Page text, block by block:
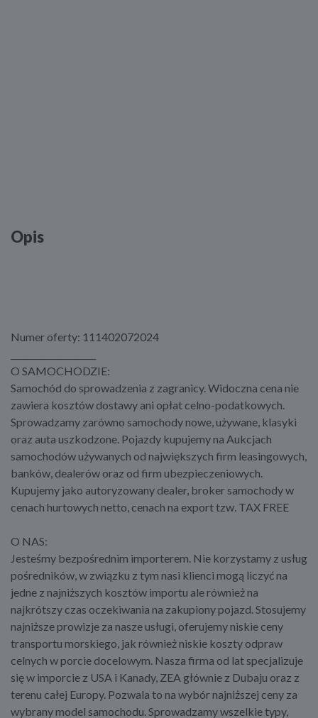
Opis
Numer oferty: 111402072024
O SAMOCHODZIE:
Samochód do sprowadzenia z zagranicy. Widoczna cena nie
zawiera kosztów dostawy ani opłat celno-podatkowych.
Sprowadzamy zarówno samochody nowe, używane, klasyki
oraz auta uszkodzone. Pojazdy kupujemy na Aukcjach
samochodów używanych od największych firm leasingowych,
banków, dealerów oraz od firm ubezpieczeniowych.
Kupujemy jako autoryzowany dealer, broker samochody w
cenach hurtowych netto, cenach na export tzw. TAX FREE
O NAS:
Jesteśmy bezpośrednim importerem. Nie korzystamy z usług
pośredników, w związku z tym nasi klienci mogą liczyć na
jedne z najniższych kosztów importu ale również na
najkrótszy czas oczekiwania na zakupiony pojazd. Stosujemy
najniższe prowizje za nasze usługi, oferujemy niskie ceny
transportu morskiego, jak również niskie koszty odpraw
celnych w porcie docelowym. Nasza firma od lat specjalizuje
się w imporcie z USA i Kanady, ZEA głównie z Dubaju oraz z
terenu całej Europy. Pozwala to na wybór najniższej ceny za
wybrany model samochodu. Sprowadzamy wszelkie typy,